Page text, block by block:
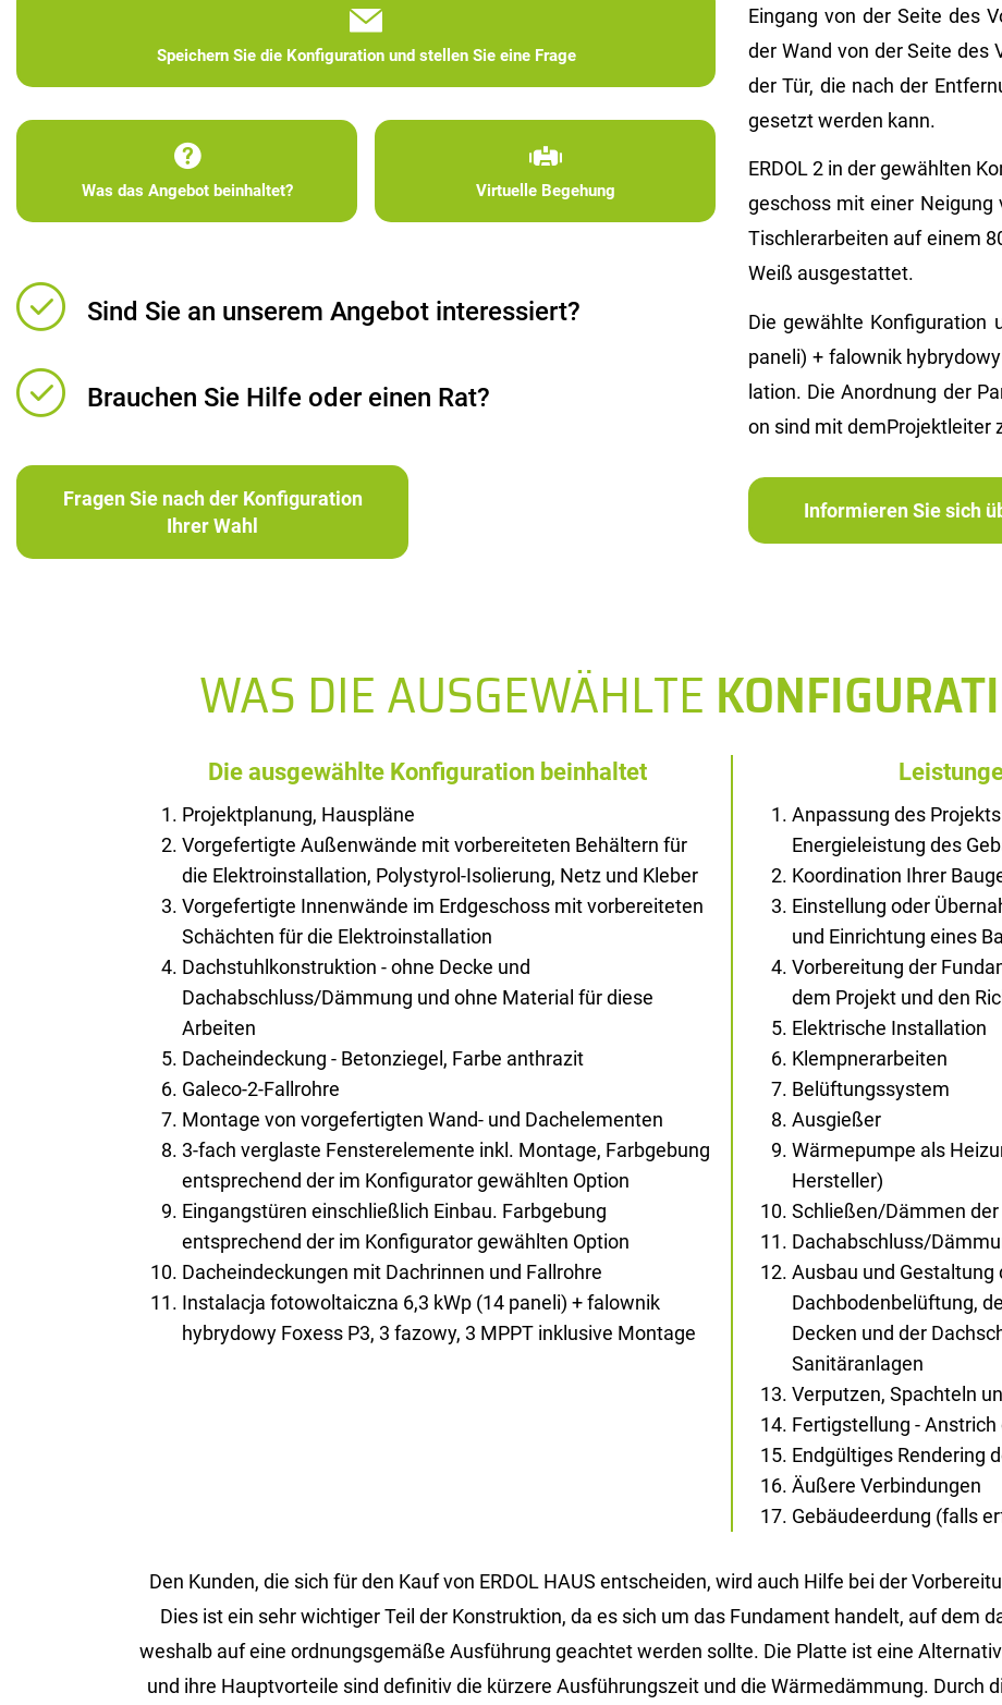
Ein­gang von der Seite des
der Wand von der Seite des
der Tür, die nach der
ge­setzt wer­den kann.
ERDOL 2 in der ge­wähl­ten
ge­schoss mit einer Nei­gung
Tisch­ler­ar­bei­ten auf einem
Weiß aus­ge­stat­tet.
Die ge­wähl­te Kon­fi­gu­ra­ti­on
pa­ne­li) + fa­low­nik
la­ti­on. Die An­ord­nung der
on sind mit dem­Pro­jekt­lei­ter
Informieren Sie sich
Speichern Sie die Konfiguration und stellen Sie eine Frage
Was das Angebot beinhaltet? Virtuelle Begehung
Sind Sie an unserem Angebot interessiert?
Brauchen Sie Hilfe oder einen Rat?
Fragen Sie nach der Konfiguration
Ihrer Wahl
WAS DIE AUSGEWÄHLTE
Die ausgewählte Konfiguration beinhaltet
Projektplanung, Hauspläne
Vorgefertigte Außenwände mit vorbereiteten Behältern für
die Elektroinstallation, Polystyrol-Isolierung, Netz und Kleber
Vorgefertigte Innenwände im Erdgeschoss mit vorbereiteten
Schächten für die Elektroinstallation
Dachstuhlkonstruktion - ohne Decke und
Dachabschluss/Dämmung und ohne Material für diese
Arbeiten
Dacheindeckung - Betonziegel, Farbe anthrazit
Galeco-2-Fallrohre
Montage von vorgefertigten Wand- und Dachelementen
3-fach verglaste Fensterelemente inkl. Montage, Farbgebung
entsprechend der im Konfigurator gewählten Option
Eingangstüren einschließlich Einbau. Farbgebung
entsprechend der im Konfigurator gewählten Option
Dacheindeckungen mit Dachrinnen und Fallrohre
Instalacja fotowoltaiczna 6,3 kWp (14 paneli) + falownik
hybrydowy Foxess P3, 3 fazowy, 3 MPPT inklusive Montage
Anpassung des
Energieleistung des
Koordination Ihrer
Einstellung oder
und Einrichtung eines
Vorbereitung der
dem Projekt und den
Elektrische Installation
Klempnerarbeiten
Belüftungssystem
Ausgießer
Wärmepumpe als
Hersteller)
Schließen/Dämmen der
Dachabschluss/
Ausbau und Gestaltung
Dachbodenbelüftung,
Decken und der
Sanitäranlagen
Verputzen, Spachteln
Fertigstellung -
Endgültiges Rendering
Äußere Verbindungen
Gebäudeerdung (falls
Den Kun­den, die sich für den Kauf von ERDOL HAUS ent­schei­den, wird auch Hilfe bei der
Dies ist ein sehr wich­ti­ger Teil der Kon­struk­ti­on, da es sich um das Fun­da­ment han­delt, auf dem
wes­halb auf eine ord­nungs­ge­mä­ße Aus­füh­rung ge­ach­tet wer­den soll­te. Die Plat­te ist eine
und ihre Haupt­vor­tei­le sind de­fi­ni­tiv die kür­ze­re Aus­füh­rungs­zeit und die Wär­me­däm­mung. Durch